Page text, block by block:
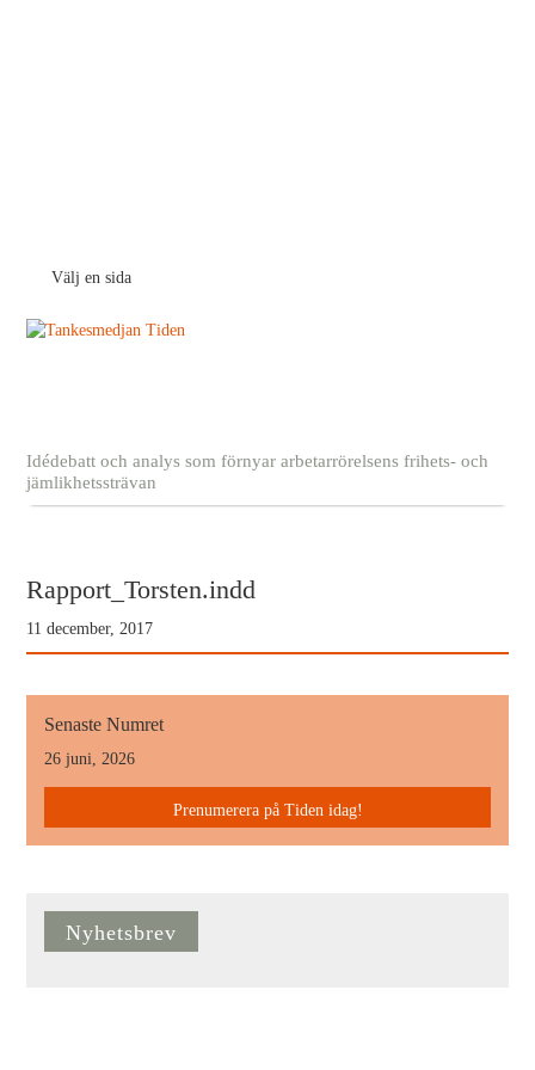
Välj en sida
Idédebatt och analys som förnyar arbetarrörelsens frihets- och
jämlikhetssträvan
Rapport_Torsten.indd
11 december, 2017
Senaste Numret
26 juni, 2026
Prenumerera på Tiden idag!
Nyhetsbrev